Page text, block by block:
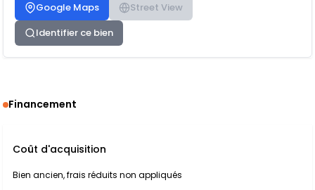
Google Maps
Street View
Identifier ce bien
Financement
Coût d'acquisition
Bien ancien, frais réduits non appliqués